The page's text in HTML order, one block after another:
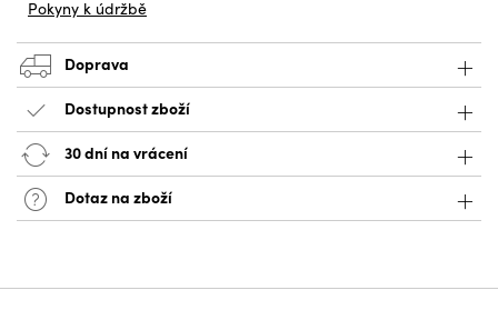
Pokyny k údržbě
Doprava
Dostupnost zboží
30 dní na vrácení
Dotaz na zboží